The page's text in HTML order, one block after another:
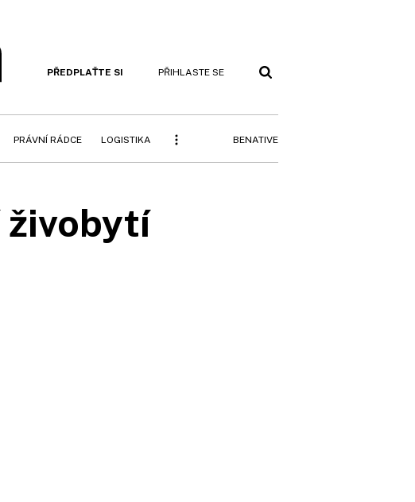
PŘEDPLAŤTE SI PŘIHLASTE SE
PRÁVNÍ RÁDCE LOGISTIKA BENATIVE
živobytí